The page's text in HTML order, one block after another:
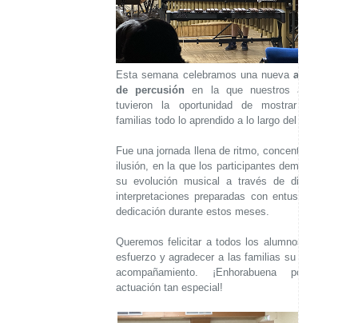
Esta semana celebramos una nuevaaudición
de percusión en la que nuestros alumnos
tuvieron la oportunidad de mostrar a sus
familias todo lo aprendido a lo largo del curso.
Fue una jornada llena de ritmo, concentración e
ilusión, en la que los participantes demostraron
su evolución musical a través de diferentes
interpretaciones preparadas con entusiasmo y
dedicación durante estos meses.
Queremos felicitar a todos los alumnos por su
esfuerzo y agradecer a las familias su apoyo y
acompañamiento. ¡Enhorabuena por una
actuación tan especial!